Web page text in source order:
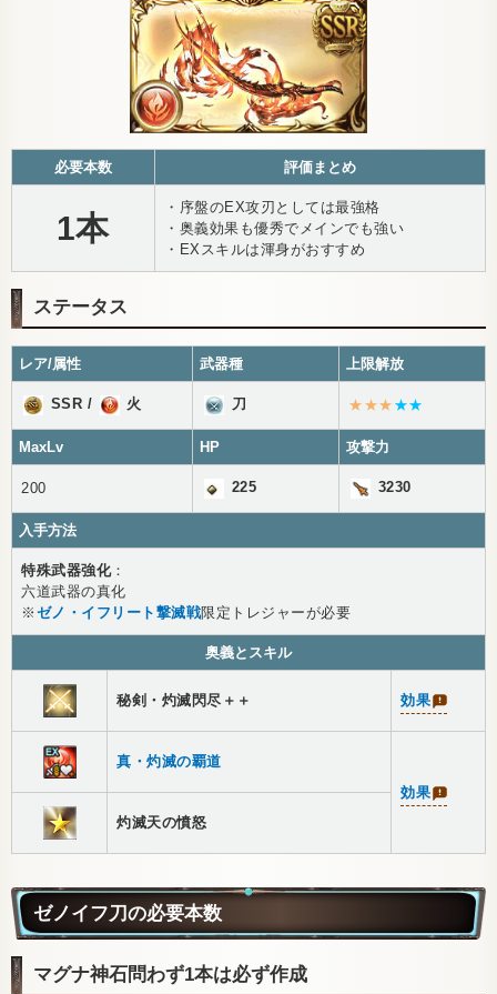
必要本数 評価まとめ
1本
・序盤のEX攻刃としては最強格
・奥義効果も優秀でメインでも強い
・EXスキルは渾身がおすすめ
ステータス
レア/属性 武器種 上限解放
SSR / 火 刀 ★★★ ★★
MaxLv HP 攻撃力
200 225 3230
入手方法
特殊武器強化：
六道武器の真化
※ ゼノ・イフリート撃滅戦限定トレジャーが必要
奥義とスキル
秘剣・灼滅閃尽＋＋ 効果
真・灼滅の覇道
効果
灼滅天の憤怒
ゼノイフ刀の必要本数
マグナ神石問わず1本は必ず作成